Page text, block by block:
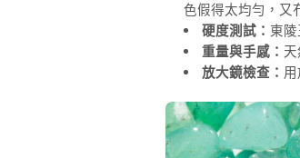
色假得太均勻，又
硬度測試：東
重量與手感：
放大鏡檢查：